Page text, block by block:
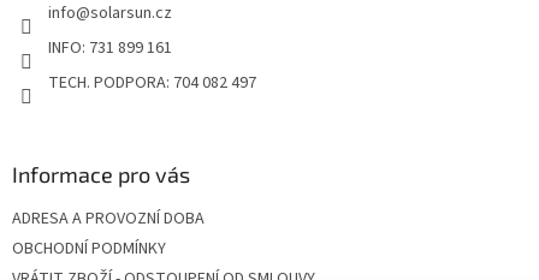
info@solarsun.cz
INFO: 731 899 161
TECH. PODPORA: 704 082 497
Informace pro vás
ADRESA A PROVOZNÍ DOBA
OBCHODNÍ PODMÍNKY